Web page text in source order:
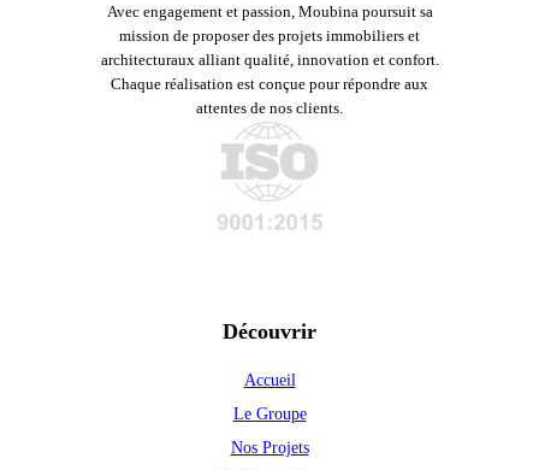
Avec engagement et passion, Moubina poursuit sa
mission de proposer des projets immobiliers et
architecturaux alliant qualité, innovation et confort.
Chaque réalisation est conçue pour répondre aux
attentes de nos clients.
Découvrir
Accueil
Le Groupe
Nos Projets